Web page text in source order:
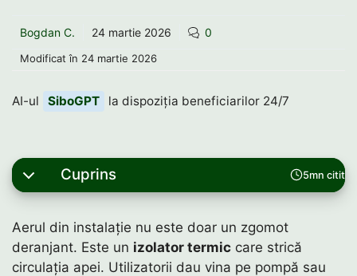
Bogdan C. 24 martie 2026 0
Modificat în 24 martie 2026
AI-ul SiboGPT la dispoziția beneficiarilor 24/7
5mn citit
Cuprins
Aerul din instalație nu este doar un zgomot
deranjant. Este un izolator termic care strică
circulația apei. Utilizatorii dau vina pe pompă sau